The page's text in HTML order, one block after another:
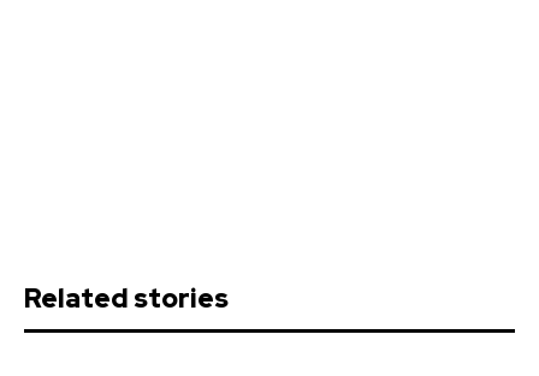
Related stories